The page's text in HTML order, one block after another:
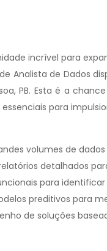
incrível para
Analista de Dados
PB. Esta é a
para
volumes de
detalhados
para
preditivos para
de soluções